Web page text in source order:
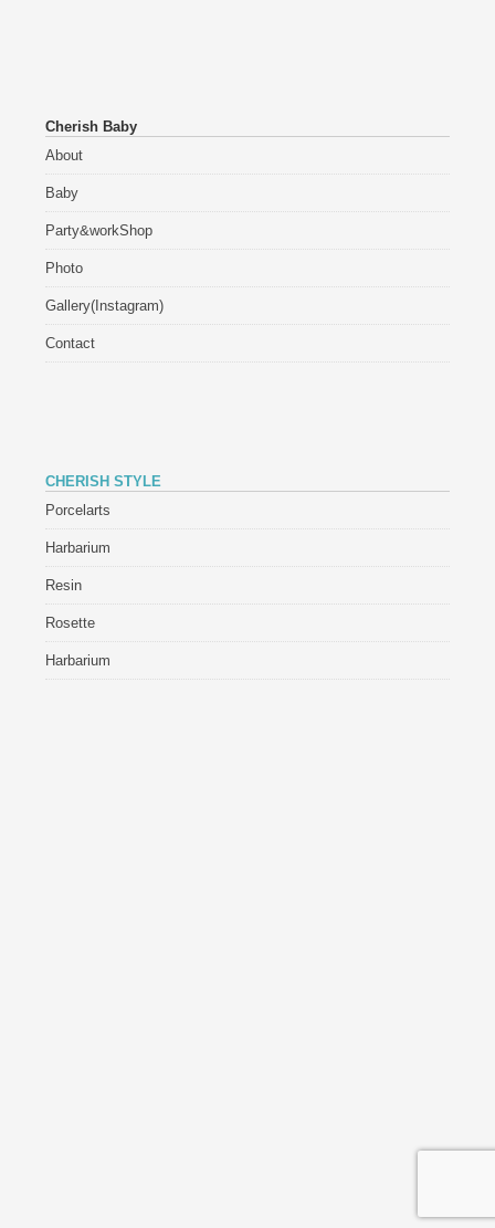
Cherish Baby
About
Baby
Party&workShop
Photo
Gallery(Instagram)
Contact
CHERISH STYLE
Porcelarts
Harbarium
Resin
Rosette
Harbarium